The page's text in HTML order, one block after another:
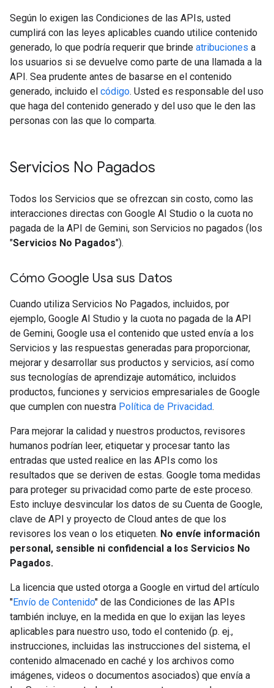
Según lo exigen las Condiciones de las APIs, usted
cumplirá con las leyes aplicables cuando utilice contenido
generado, lo que podría requerir que brinde atribuciones a
los usuarios si se devuelve como parte de una llamada a la
API. Sea prudente antes de basarse en el contenido
generado, incluido el código. Usted es responsable del uso
que haga del contenido generado y del uso que le den las
personas con las que lo comparta.
Servicios No Pagados
Todos los Servicios que se ofrezcan sin costo, como las
interacciones directas con Google AI Studio o la cuota no
pagada de la API de Gemini, son Servicios no pagados (los
"Servicios No Pagados").
Cómo Google Usa sus Datos
Cuando utiliza Servicios No Pagados, incluidos, por
ejemplo, Google AI Studio y la cuota no pagada de la API
de Gemini, Google usa el contenido que usted envía a los
Servicios y las respuestas generadas para proporcionar,
mejorar y desarrollar sus productos y servicios, así como
sus tecnologías de aprendizaje automático, incluidos
productos, funciones y servicios empresariales de Google
que cumplen con nuestra Política de Privacidad.
Para mejorar la calidad y nuestros productos, revisores
humanos podrían leer, etiquetar y procesar tanto las
entradas que usted realice en las APIs como los
resultados que se deriven de estas. Google toma medidas
para proteger su privacidad como parte de este proceso.
Esto incluye desvincular los datos de su Cuenta de Google,
clave de API y proyecto de Cloud antes de que los
revisores los vean o los etiqueten. No envíe información
personal, sensible ni confidencial a los Servicios No
Pagados.
La licencia que usted otorga a Google en virtud del artículo
"Envío de Contenido" de las Condiciones de las APIs
también incluye, en la medida en que lo exijan las leyes
aplicables para nuestro uso, todo el contenido (p. ej.,
instrucciones, incluidas las instrucciones del sistema, el
contenido almacenado en caché y los archivos como
imágenes, videos o documentos asociados) que envía a